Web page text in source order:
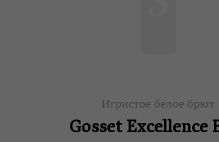
Игристое белое брют
Gosset Excellence